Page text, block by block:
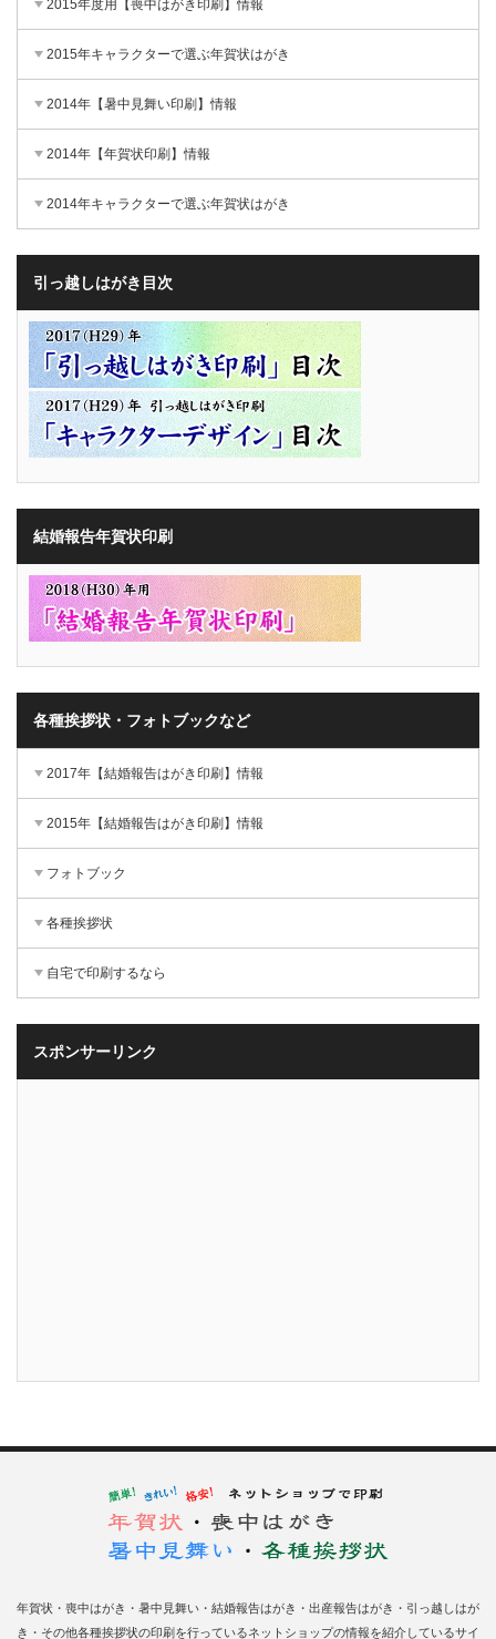
2015年度用【喪中はがき印刷】情報
2015年キャラクターで選ぶ年賀状はがき
2014年【暑中見舞い印刷】情報
2014年【年賀状印刷】情報
2014年キャラクターで選ぶ年賀状はがき
引っ越しはがき目次
結婚報告年賀状印刷
各種挨拶状・フォトブックなど
2017年【結婚報告はがき印刷】情報
2015年【結婚報告はがき印刷】情報
フォトブック
各種挨拶状
自宅で印刷するなら
スポンサーリンク
年賀状・喪中はがき・暑中見舞い・結婚報告はがき・出産報告はがき・引っ越しはが
き・その他各種挨拶状の印刷を行っているネットショップの情報を紹介しているサイ